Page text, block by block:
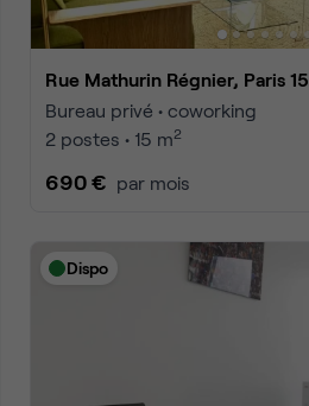
Rue Mathurin Régnier, Paris 15
Bureau privé • coworking
2 postes • 15 m2
690 € par mois
Dispo